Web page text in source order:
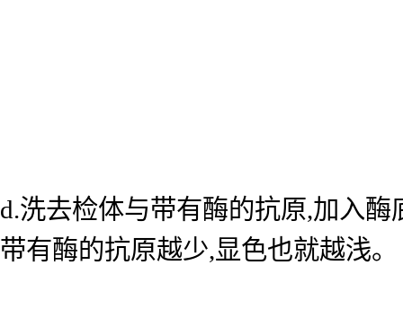
d.洗去检体与带有酶的抗原,加入
带有酶的抗原越少,显色也就越浅。